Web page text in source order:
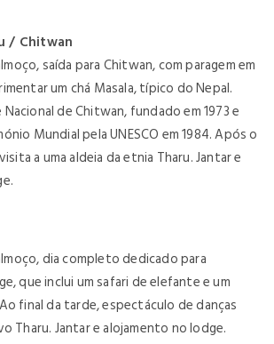
/ Chitwan
saída para Chitwan, com paragem em
um chá Masala, típico do Nepal.
Nacional de Chitwan, fundado em 1973 e
Mundial pela UNESCO em 1984. Após o
a uma aldeia da etnia Tharu. Jantar e
dia completo dedicado para
que inclui um safari de elefante e um
final da tarde, espectáculo de danças
Tharu. Jantar e alojamento no lodge.